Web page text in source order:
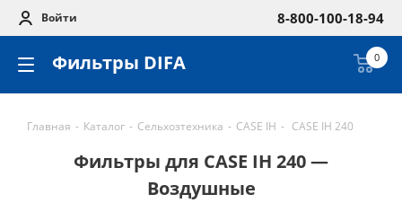
Войти 8-800-100-18-94
Фильтры DIFA 0
Главная - Каталог - Сельхозтехника - CASE IH - CASE IH 240
Фильтры для CASE IH 240 —
Воздушные